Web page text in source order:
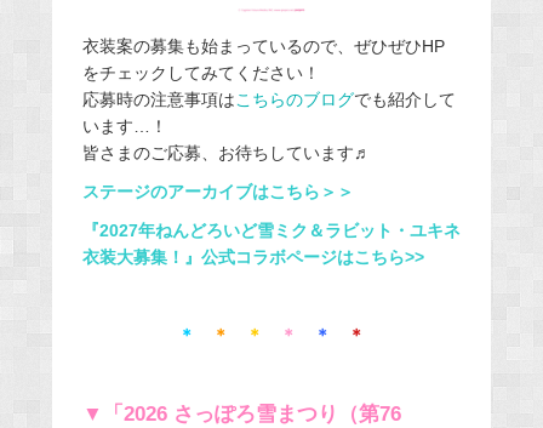
衣装案の募集も始まっているので、ぜひぜひHP
をチェックしてみてください！
応募時の注意事項はこちらのブログでも紹介して
います…！
皆さまのご応募、お待ちしています♬
ステージのアーカイブはこちら＞＞
『2027年ねんどろいど雪ミク＆ラビット・ユキネ
衣装大募集！』公式コラボページはこちら>>
＊ ＊ ＊ ＊ ＊ ＊
▼「2026 さっぽろ雪まつり（第76